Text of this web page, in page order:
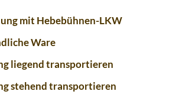
mit Hebebühnen-LKW
Ware
liegend transportieren
stehend transportieren